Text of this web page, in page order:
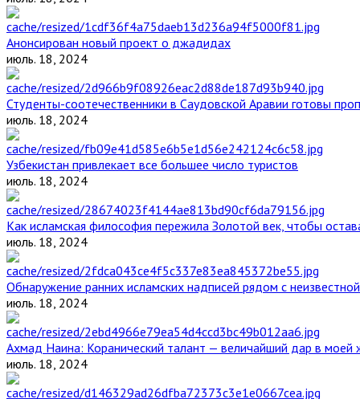
Анонсирован новый проект о джадидах
июль. 18, 2024
Студенты-соотечественники в Саудовской Аравии готовы
июль. 18, 2024
Узбекистан привлекает все большее число туристов
июль. 18, 2024
Как исламская философия пережила Золотой век, чтобы
июль. 18, 2024
Обнаружение ранних исламских надписей рядом с
июль. 18, 2024
Ахмад Наина: Коранический талант — величайший дар в моей
июль. 18, 2024